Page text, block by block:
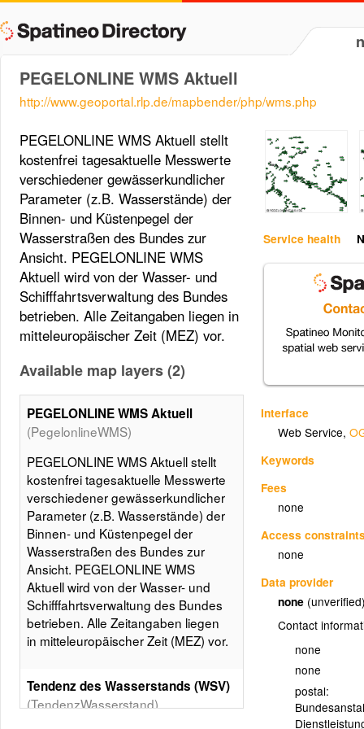
PEGELONLINE WMS Aktuell
http://www.geoportal.rlp.de/mapbender/php/wms.php
Service health
Interface
Web Service,
Keywords
Fees
none
Access
none
Data provider
none
Contact
none
none
postal:
PEGELONLINE WMS Aktuell stellt
kostenfrei tagesaktuelle Messwerte
verschiedener gewässerkundlicher
Parameter (z.B. Wasserstände) der
Binnen- und Küstenpegel der
Wasserstraßen des Bundes zur
Ansicht. PEGELONLINE WMS
Aktuell wird von der Wasser- und
Schifffahrtsverwaltung des Bundes
betrieben. Alle Zeitangaben liegen in
mitteleuropäischer Zeit (MEZ) vor.
Available map layers (2)
PEGELONLINE WMS Aktuell
(PegelonlineWMS)
PEGELONLINE WMS Aktuell stellt
kostenfrei tagesaktuelle Messwerte
verschiedener gewässerkundlicher
Parameter (z.B. Wasserstände) der
Binnen- und Küstenpegel der
Wasserstraßen des Bundes zur
Ansicht. PEGELONLINE WMS
Aktuell wird von der Wasser- und
Schifffahrtsverwaltung des Bundes
betrieben. Alle Zeitangaben liegen
in mitteleuropäischer Zeit (MEZ) vor.
Tendenz des Wasserstands (WSV)
(TendenzWasserstand)